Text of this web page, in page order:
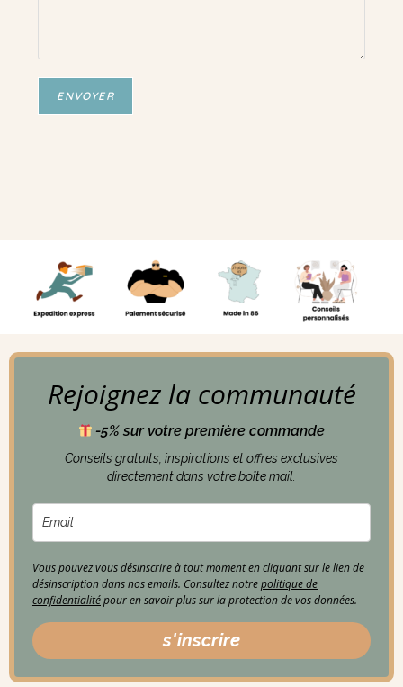
Rejoignez la communauté
-5% sur votre première commande
Conseils gratuits, inspirations et offres exclusives
directement dans votre boîte mail.
Vous pouvez vous désinscrire à tout moment en cliquant sur le lien de
désinscription dans nos emails. Consultez notrepolitique de
confidentialitépour en savoir plus sur la protection de vos données.
s'inscrire